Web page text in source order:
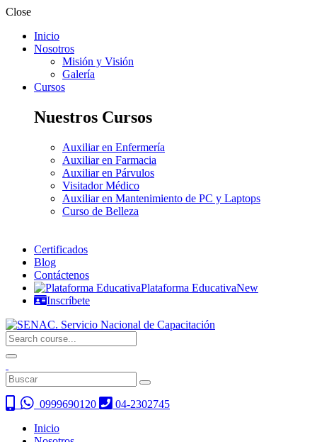
Close
Inicio
Nosotros
Misión y Visión
Galería
Cursos
Nuestros Cursos
Auxiliar en Enfermería
Auxiliar en Farmacia
Auxiliar en Párvulos
Visitador Médico
Auxiliar en Mantenimiento de PC y Laptops
Curso de Belleza
Certificados
Blog
Contáctenos
Plataforma EducativaNew
Inscríbete
0999690120
04-2302745
Inicio